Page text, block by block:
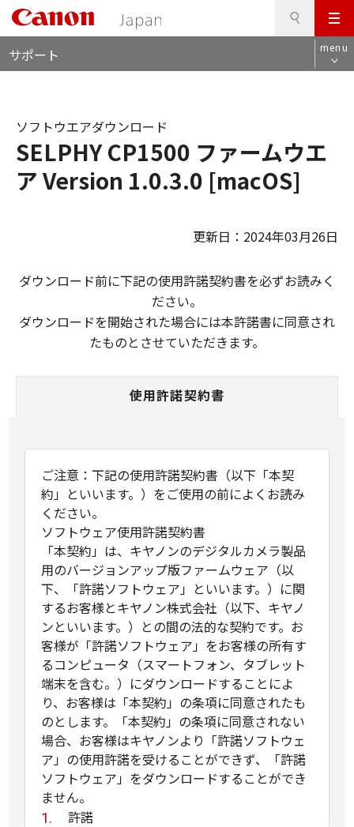
メ
ニ
ュ
サポート menu
SELPHY CP1500 ファームウエ
ア Version 1.0.3.0 [macOS]
ソフトウエアダウンロード
更新日：2024年03月26日
ダウンロード前に下記の使用許諾契約書を必ずお読みく
ださい。
ダウンロードを開始された場合には本許諾書に同意され
たものとさせていただきます。
使用許諾契約書
ご注意：下記の使用許諾契約書（以下「本契
約」といいます。）をご使用の前によくお読み
ください。
ソフトウェア使用許諾契約書
「本契約」は、キヤノンのデジタルカメラ製品
用のバージョンアップ版ファームウェア（以
下、「許諾ソフトウェア」といいます。）に関
するお客様とキヤノン株式会社（以下、キヤノ
ンといいます。）との間の法的な契約です。お
客様が「許諾ソフトウェア」をお客様の所有す
るコンピュータ（スマートフォン、タブレット
端末を含む。）にダウンロードすることによ
り、お客様は「本契約」の条項に同意されたも
のとします。「本契約」の条項に同意されない
場合、お客様はキヤノンより「許諾ソフトウェ
ア」の使用許諾を受けることができず、「許諾
ソフトウェア」をダウンロードすることができ
ません。
許諾